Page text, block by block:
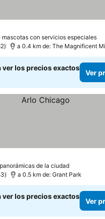
mascotas con servicios especiales
precios
a 0.4 km de: The Magnificent
ver los precios exactos
Ver
de la ciudadVer
a 0.5 km de: Grant Park
ver los precios exactos
Ver